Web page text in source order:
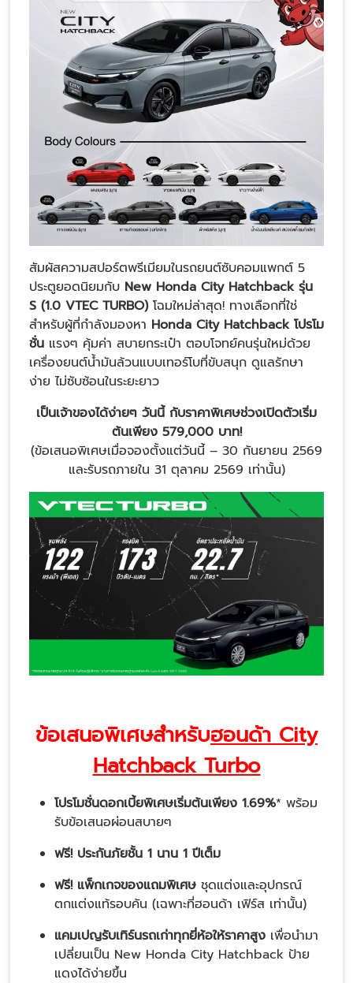
สัมผัสความสปอร์ตพรีเมียมในรถยนต์ซับคอมแพกต์ 5
ประตูยอดนิยมกับ New Honda City Hatchback รุ่น
S (1.0 VTEC TURBO)โฉมใหม่ล่าสุด! ทางเลือกที่ใช่
สำหรับผู้ที่กำลังมองหา Honda City Hatchback โปรโม
ชั่น แรงๆ คุ้มค่า สบายกระเป๋า ตอบโจทย์คนรุ่นใหม่ด้วย
เครื่องยนต์น้ำมันล้วนแบบเทอร์โบที่ขับสนุก ดูแลรักษา
ง่าย ไม่ซับซ้อนในระยะยาว
เป็นเจ้าของได้ง่ายๆ วันนี้ กับราคาพิเศษช่วงเปิดตัวเริ่ม
ต้นเพียง 579,000 บาท!
(ข้อเสนอพิเศษเมื่อจองตั้งแต่วันนี้ – 30 กันยายน 2569
และรับรถภายใน 31 ตุลาคม 2569 เท่านั้น)
ข้อเสนอพิเศษสำหรับฮอนด้า City
Hatchback Turbo
โปรโมชั่นดอกเบี้ยพิเศษเริ่มต้นเพียง 1.69%* พร้อม
รับข้อเสนอผ่อนสบายๆ
ฟรี! ประกันภัยชั้น 1 นาน 1 ปีเต็ม
ฟรี! แพ็กเกจของแถมพิเศษ ชุดแต่งและอุปกรณ์
ตกแต่งแท้รอบคัน (เฉพาะที่ฮอนด้า เฟิร์ส เท่านั้น)
แคมเปญรับเทิร์นรถเก่าทุกยี่ห้อให้ราคาสูง เพื่อนำมา
เปลี่ยนเป็น New Honda City Hatchback ป้าย
แดงได้ง่ายขึ้น